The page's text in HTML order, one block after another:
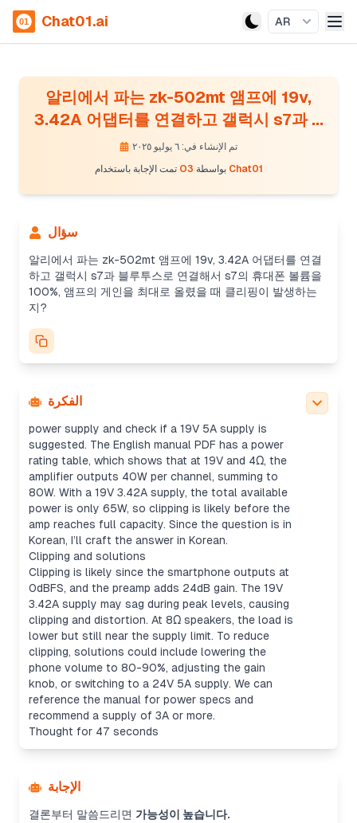
Chat01.ai AR
알리에서 파는 zk-502mt 앰프에 19v,
3.42A 어댑터를 연결하고 갤럭시 s7과 ...
تم الإنشاء في: ٦ يوليو ٢٠٢٥
تمت الإجابة باستخدام O3 بواسطة Chat01
سؤال
알리에서 파는 zk-502mt 앰프에 19v, 3.42A 어댑터를 연결
하고 갤럭시 s7과 블루투스로 연결해서 s7의 휴대폰 볼륨을
100%, 앰프의 게인을 최대로 올렸을 때 클리핑이 발생하는
지?
الفكرة
Finding the power supply details
I’ll search for the ZK-502MT’s recommended
power supply and check if a 19V 5A supply is
suggested. The English manual PDF has a power
rating table, which shows that at 19V and 4Ω, the
amplifier outputs 40W per channel, summing to
80W. With a 19V 3.42A supply, the total available
power is only 65W, so clipping is likely before the
amp reaches full capacity. Since the question is in
Korean, I’ll craft the answer in Korean.
Clipping and solutions
Clipping is likely since the smartphone outputs at
0dBFS, and the preamp adds 24dB gain. The 19V
3.42A supply may sag during peak levels, causing
clipping and distortion. At 8Ω speakers, the load is
lower but still near the supply limit. To reduce
clipping, solutions could include lowering the
phone volume to 80-90%, adjusting the gain
knob, or switching to a 24V 5A supply. We can
reference the manual for power specs and
recommend a supply of 3A or more.
Thought for 47 seconds
الإجابة
결론부터 말씀드리면 가능성이 높습니다.